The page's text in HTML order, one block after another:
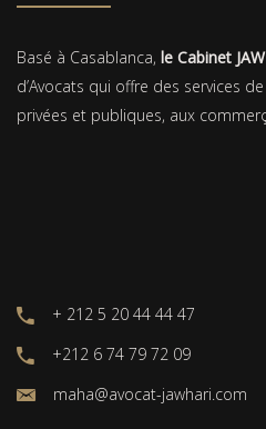
Basé à Casablanca, le Cabinet
d’Avocats qui offre des services
privées et publiques, aux
+ 212 5 20 44 44 47
+212 6 74 79 72 09
maha@avocat-jawhari.com